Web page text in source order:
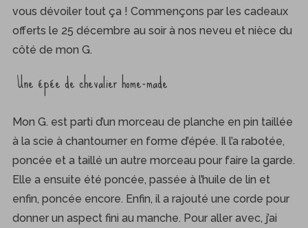
vous dévoiler tout ça ! Commençons par les cadeaux
offerts le 25 décembre au soir à nos neveu et nièce du
côté de mon G.
Une épée de chevalier home-made
Mon G. est parti d’un morceau de planche en pin taillée
à la scie à chantourner en forme d’épée. Il l’a rabotée,
poncée et a taillé un autre morceau pour faire la garde.
Elle a ensuite été poncée, passée à l’huile de lin et
enfin, poncée encore. Enfin, il a rajouté une corde pour
donner un aspect fini au manche. Pour aller avec, j’ai